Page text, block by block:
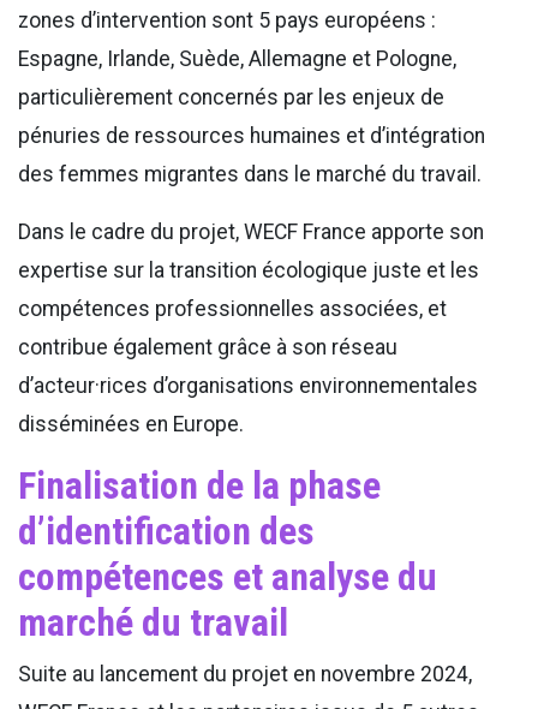
zones d’intervention sont 5 pays européens :
Espagne, Irlande, Suède, Allemagne et Pologne,
particulièrement concernés par les enjeux de
pénuries de ressources humaines et d’intégration
des femmes migrantes dans le marché du travail.
Dans le cadre du projet, WECF France apporte son
expertise sur la transition écologique juste et les
compétences professionnelles associées, et
contribue également grâce à son réseau
d’acteur·rices d’organisations environnementales
disséminées en Europe.
Finalisation de la phase
d’identification des
compétences et analyse du
marché du travail
Suite au lancement du projet en novembre 2024,